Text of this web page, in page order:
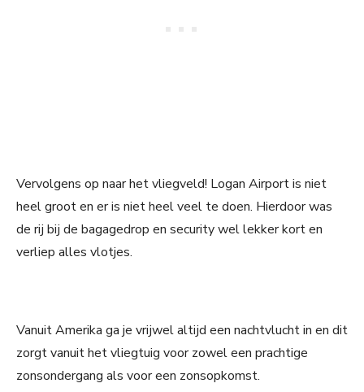
Vervolgens op naar het vliegveld! Logan Airport is niet
heel groot en er is niet heel veel te doen. Hierdoor was
de rij bij de bagagedrop en security wel lekker kort en
verliep alles vlotjes.
Vanuit Amerika ga je vrijwel altijd een nachtvlucht in en dit
zorgt vanuit het vliegtuig voor zowel een prachtige
zonsondergang als voor een zonsopkomst.